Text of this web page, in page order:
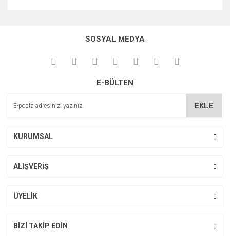
kullanarak tarafımıza iletebilirsiniz.
Görüş ve önerileriniz için teşekkür ederiz.
Ürün açıklamasında eksik bilgiler bulunuyor.
SOSYAL MEDYA
E-BÜLTEN
EKLE
KURUMSAL
ALIŞVERİŞ
ÜYELİK
BİZİ TAKİP EDİN